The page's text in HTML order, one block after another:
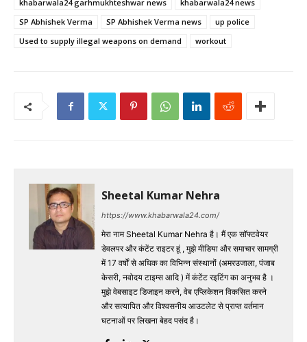
khabarwala24 garhmukhteshwar news
khabarwala24 news
SP Abhishek Verma
SP Abhishek Verma news
up police
Used to supply illegal weapons on demand
workout
Sheetal Kumar Nehra
https://www.khabarwala24.com/
मेरा नाम Sheetal Kumar Nehra है। मैं एक सॉफ्टवेयर
डेवलपर और कंटेंट राइटर हूं , मुझे मीडिया और समाचार सामग्री
में 17 वर्षों से अधिक का विभिन्न संस्थानों (अमरउजाला, पंजाब
केसरी, नवोदय टाइम्स आदि ) में कंटेंट रइटिंग का अनुभव है ।
मुझे वेबसाइट डिजाइन करने, वेब एप्लिकेशन विकसित करने
और सत्यापित और विश्वसनीय आउटलेट से प्राप्त वर्तमान
घटनाओं पर लिखना बेहद पसंद है।